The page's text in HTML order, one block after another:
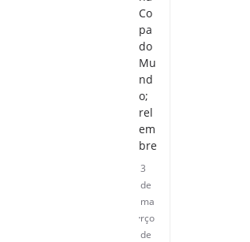
Co
pa
do
Mu
nd
o;
rel
em
bre
3
de
ma
rço
de